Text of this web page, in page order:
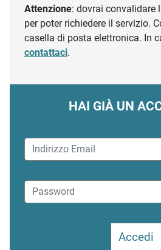
Attenzione: dovrai convalidare
per poter richiedere il servizio.
casella di posta elettronica. In
contattaci.
HAI GIÀ UN